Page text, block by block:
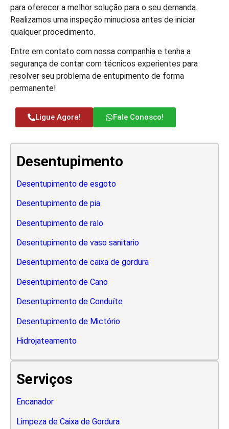
para oferecer a melhor solução para o seu demanda.
Realizamos uma inspeção minuciosa antes de iniciar
qualquer procedimento.
Entre em contato com nossa companhia e tenha a
segurança de contar com técnicos experientes para
resolver seu problema de entupimento de forma
permanente!
Ligue Agora! Fale Conosco!
Desentupimento
Desentupimento de esgoto
Desentupimento de pia
Desentupimento de ralo
Desentupimento de vaso sanitario
Desentupimento de caixa de gordura
Desentupimento de Cano
Desentupimento de Conduíte
Desentupimento de Mictório
Hidrojateamento
Serviços
Encanador
Limpeza de Caixa de Gordura